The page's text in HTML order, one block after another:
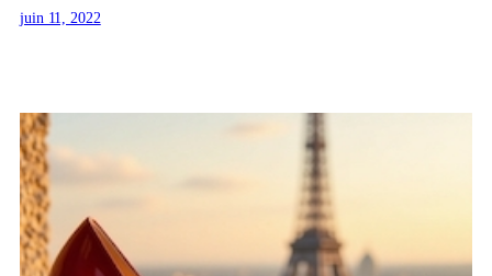
juin 11, 2022